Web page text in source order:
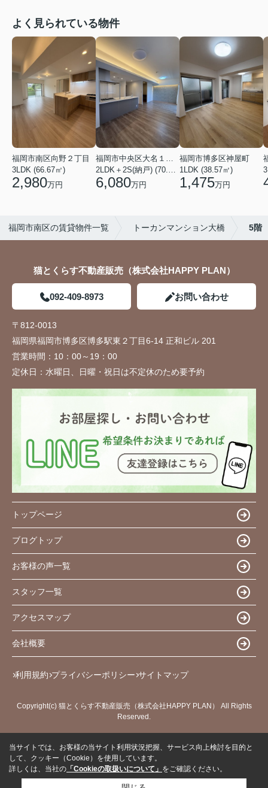
よく見られている物件
福岡市南区向野２丁目
3LDK (66.67㎡)
2,980万円
福岡市中央区大名１丁目
2LDK＋2S(納戸) (70.69㎡)
6,080万円
福岡市博多区神屋町
1LDK (38.57㎡)
1,475万円
福岡市南区の賃貸物件一覧 トーカンマンション大橋 5階
猫とくらす不動産販売（株式会社HAPPY PLAN）
092-409-8973 お問い合わせ
〒812-0013
福岡県福岡市博多区博多駅東２丁目6-14 正和ビル 201
営業時間： 10：00～19：00
定休日： 水曜日、日曜・祝日は不定休のため要予約
トップページ
ブログトップ
お客様の声一覧
スタッフ一覧
アクセスマップ
会社概要
利用規約 プライバシーポリシー サイトマップ
Copyright(c) 猫とくらす不動産販売（株式会社HAPPY PLAN） All Rights
Reserved.
当サイトでは、お客様の当サイト利用状況把握、サービス向上検討を目的と
して、クッキー（Cookie）を使用しています。
詳しくは、当社の 「Cookieの取扱いについて」 をご確認ください。